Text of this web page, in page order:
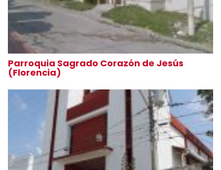
Parroquia Sagrado Corazón de Jesús
(Florencia)